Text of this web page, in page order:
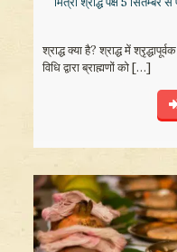
श्राद्ध क्या है? श्राद्ध में
विधि द्वारा ब्राह्मणों को[…]